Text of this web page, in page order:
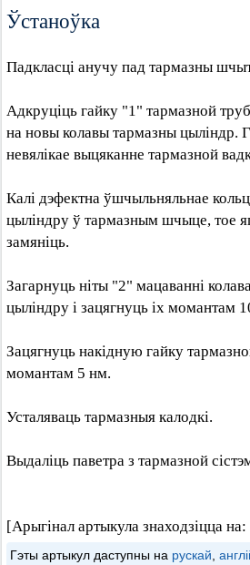
Ўстаноўка
Падкласці анучу пад тармазны
Адкруціць гайку "1" тармазной
на новы колавы тармазны цыліндр.
невялікае выцяканне тармазной
Калі дэфектна ўшчыльняльнае
цыліндру ў тармазным шчыце, тое
замяніць.
Загарнуць ніты "2" мацаванні
цыліндру і зацягнуць іх момантам
Зацягнуць накідную гайку
момантам 5 нм.
Усталяваць тармазныя калодкі.
Выдаліць паветра з тармазной
[Арыгінал артыкула знаходзіцца
Гэты артыкул даступны на рускай